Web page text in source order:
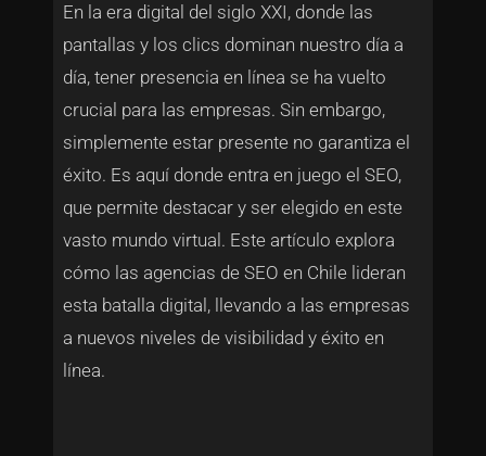
En la era digital del siglo XXI, donde las
pantallas y los clics dominan nuestro día a
día, tener presencia en línea se ha vuelto
crucial para las empresas. Sin embargo,
simplemente estar presente no garantiza el
éxito. Es aquí donde entra en juego el SEO,
que permite destacar y ser elegido en este
vasto mundo virtual. Este artículo explora
cómo las agencias de SEO en Chile lideran
esta batalla digital, llevando a las empresas
a nuevos niveles de visibilidad y éxito en
línea.